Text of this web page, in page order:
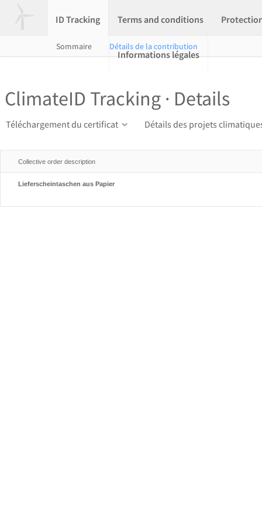
ID Tracking Terms and conditions
Informations légales
Sommaire Détails de la contribution
ClimateID Tracking · Details
Téléchargement du certificat Détails des projets
Collective order description
Lieferscheintaschen aus Papier